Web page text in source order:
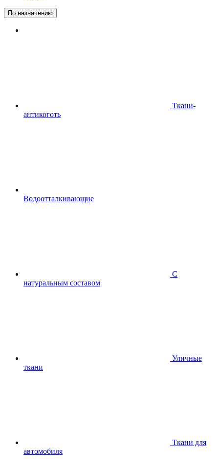
По назначению
Ткани-
антикоготь
Водоотталкивающие
С
натуральным составом
Уличные
ткани
Ткани для
автомобиля